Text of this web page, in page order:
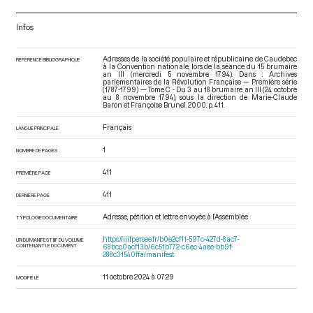
Infos
RÉFÉRENCE BIBLIOGRAPHIQUE
Adresses de la société populaire et républicaine de Caudebec
à la Convention nationale, lors de la séance du 15 brumaire
an III (mercredi 5 novembre 1794). Dans : Archives
parlementaires de la Révolution Française — Première série
(1787-1799) — Tome C - Du 3 au 18 brumaire an III (24 octobre
au 8 novembre 1794) , sous la direction de Marie-Claude
Baron et Françoise Brunel. 2000. p. 411.
LANGUE PRINCIPALE Français
NOMBRE DE PAGES 1
PREMIÈRE PAGE 411
DERNIÈRE PAGE 411
TYPOLOGIE DOCUMENTAIRE Adresse, pétition et lettre envoyée à l’Assemblée
URI DU MANIFEST IIIF DU VOLUME
CONTENANT LE DOCUMENT
https://iiif.persee.fr/b0e2cf11-597c-427d-8ac7-
68bcc0acf13b/6c51b772-c6ec-4aee-bb9f-
288c31540ffa/manifest
MODIFIÉ LE 11 octobre 2024 à 07:29